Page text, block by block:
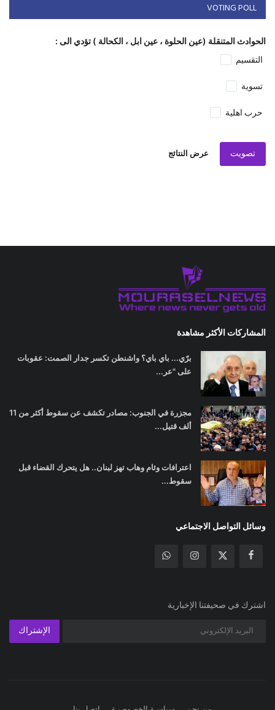
VOTING POLL
الحوادث المتنقلة (عين الحلوة ، عين ابل ، الكحالة ) تؤدي الى :
التقسيم
تسوية
حرب اهلية
تصويت عرض النتائج
المشاركات الأكثر مشاهدة
برّي... باي باي؟ واشنطن تكسر جدار الصمت: عقوبات
على "عر...
مجزرة في الجنوب: مصادر تكشف عن سقوط أكثر من 11
ألف قتيل...
اعترافات وئام وهاب تهز لبنان.. هل يتحرك القضاء قبل
سقوط...
وسائل التواصل الاجتماعي
اشترك في صحيفتنا الإخبارية
الإشتراك